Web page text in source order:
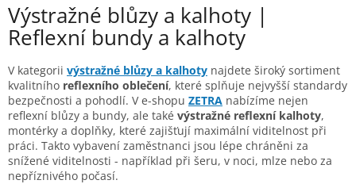
Výstražné blůzy a kalhoty |
Reflexní bundy a kalhoty
V kategorii výstražné blůzy a kalhoty najdete široký sortiment
kvalitního reflexního oblečení, které splňuje nejvyšší standardy
bezpečnosti a pohodlí. V e-shopu ZETRA nabízíme nejen
reflexní blůzy a bundy, ale také výstražné reflexní kalhoty,
montérky a doplňky, které zajišťují maximální viditelnost při
práci. Takto vybavení zaměstnanci jsou lépe chráněni za
snížené viditelnosti - například při šeru, v noci, mlze nebo za
nepříznivého počasí.